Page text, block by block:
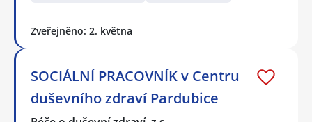
Zveřejněno: 2. května
SOCIÁLNÍ PRACOVNÍK v Centru
duševního zdraví Pardubice